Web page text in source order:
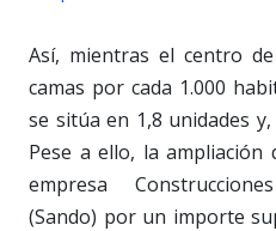
Así, mientras el centro
camas por cada 1.000
se sitúa en 1,8 unidades
Pese a ello, la ampliación
empresa
(Sando) por un importe